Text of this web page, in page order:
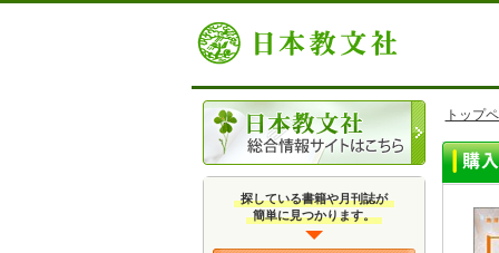
探している書籍や月刊誌が
簡単に見つかります。
トップ